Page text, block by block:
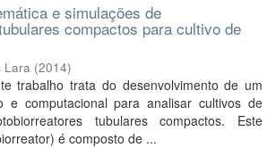
e simulações de
compactos para cultivo de
Lara (2014)
trabalho trata do desenvolvimento de um
e computacional para analisar cultivos de
tubulares compactos. Este
é composto de ...